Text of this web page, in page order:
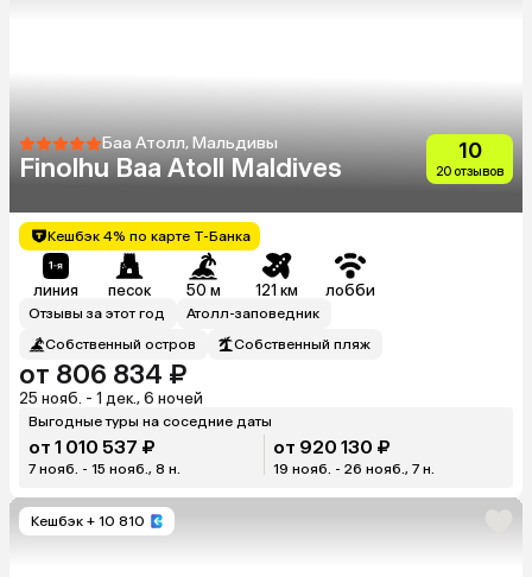
Баа Атолл, Мальдивы
Finolhu Baa Atoll Maldives
10
20 отзывов
Кешбэк 4% по карте Т-Банка
линия песок 50 м 121 км лобби
Отзывы за этот год
Атолл-заповедник
Собственный остров
Собственный пляж
от 806 834 ₽
25 нояб. - 1 дек., 6 ночей
Выгодные туры на соседние даты
от 1 010 537 ₽
7 нояб. - 15 нояб., 8 н.
от 920 130 ₽
19 нояб. - 26 нояб., 7 н.
Кешбэк + 10 810